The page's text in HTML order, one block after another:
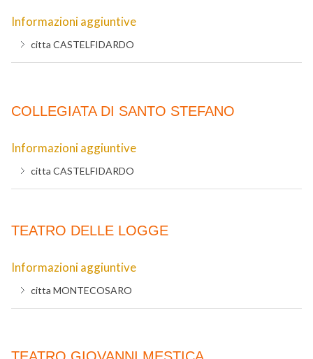
Informazioni aggiuntive
citta CASTELFIDARDO
COLLEGIATA DI SANTO STEFANO
Informazioni aggiuntive
citta CASTELFIDARDO
TEATRO DELLE LOGGE
Informazioni aggiuntive
citta MONTECOSARO